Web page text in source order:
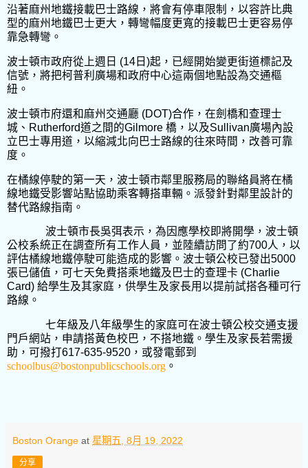
沿著麻州地鐵接載巴士路線，將會有停車限制，以容許比典
型的麻州地鐵巴士更大，轉彎幅度更寬的接載巴士更容易停
靠急轉彎。
波士頓市政府從上週日 (14 日 )起，已經開始變更街道標記及
信號，將把柯普利廣場和政府中心這兩個地點設為交通樞
紐。
波士頓市府還和麻州交通廳 (DOT)合作，在劍橋和查理士
城、 Rutherford道之間的Gilmore 橋，以及Sullivan廣場內設
立巴士專用道，以縮減北向巴士路線的往來時間，改善可靠
度。
在橘線停駛的第一天，波士頓市鄰里服務局的聯絡員將在橘
線地鐵受影響站點協助乘客轉搭車輛。派發針對鄰里設計的
替代路線指南。
波士頓市長吳弭表示，為因應學校即將開學，波士頓
公校系統正在調查所有工作人員，並陸續訪問了約700人，以
評估橘線地鐵停駛可能造成的影響。波士頓公校已發出5000
張已儲值，可七天免費搭乘地鐵及巴士的查理卡 (Charlie
Card) 給學生及其家庭，供學生及家長用以提前試搭各種可行
路線。
七年級及八年級學生的家庭可在波士頓公校交通支援
門戶網站，申請搭黃色校巴，不搭地鐵。學生及家長若需援
助，可撥打617-635-9520 ，或發電郵到
schoolbus@bostonpublicschools.org 。
Boston Orange at 星期五, 8月 19, 2022
分享